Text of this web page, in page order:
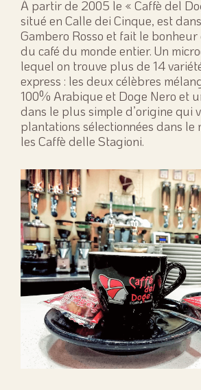
À partir de 2005 le « Caffè del
situé en Calle dei Cinque, est
Gambero Rosso et fait le
du café du monde entier. Un
lequel on trouve plus de 14
express : les deux célèbres
100% Arabique et Doge Nero et
dans le plus simple d’origine qui
plantations sélectionnées dans le
les Caffè delle Stagioni.